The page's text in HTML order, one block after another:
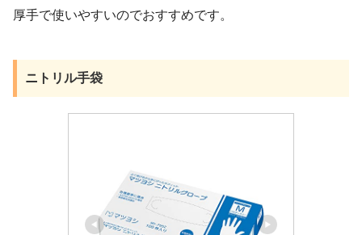
厚手で使いやすいのでおすすめです。
ニトリル手袋